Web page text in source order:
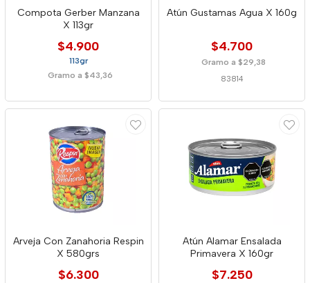
Compota Gerber Manzana
X 113gr
$4.900
113gr
Gramo a $43,36
Atún Gustamas Agua X 160g
$4.700
Gramo a $29,38
83814
Arveja Con Zanahoria Respin
X 580grs
$6.300
Atún Alamar Ensalada
Primavera X 160gr
$7.250